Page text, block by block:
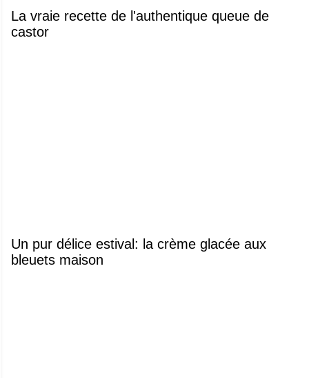
La vraie recette de l'authentique queue de
castor
Un pur délice estival: la crème glacée aux
bleuets maison